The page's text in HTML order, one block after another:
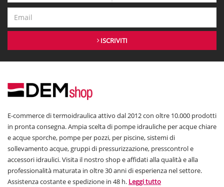
ISCRIVITI
E-commerce di termoidraulica attivo dal 2012 con oltre 10.000 prodotti
in pronta consegna. Ampia scelta di pompe idrauliche per acque chiare
e acque sporche, pompe per pozzi, per piscine, sistemi di
sollevamento acque, gruppi di pressurizzazione, presscontrol e
accessori idraulici. Visita il nostro shop e affidati alla qualità e alla
professionalità maturata in oltre 30 anni di esperienza nel settore.
Assistenza costante e spedizione in 48 h. Leggi tutto